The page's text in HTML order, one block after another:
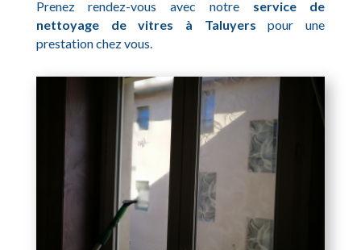
Prenez rendez-vous avec notre service de
nettoyage de vitres à Taluyers pour une
prestation chez vous.